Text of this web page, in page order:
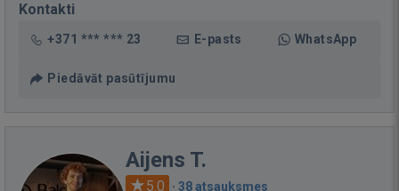
Kontakti
+371 *** *** 23 E-pasts WhatsApp
Piedāvāt pasūtījumu
Aijens T.
5.0 · 38 atsauksmes